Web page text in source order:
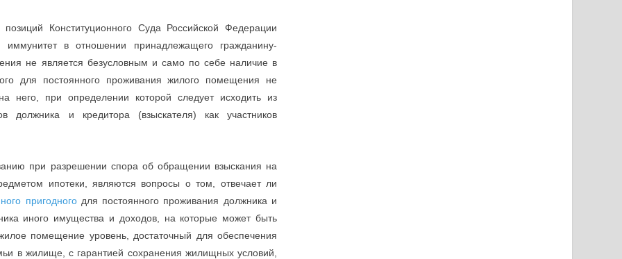
Конституционного Суда Российской Федерации
иммунитет в отношении принадлежащего гражданину-
не является безусловным и само по себе наличие в
для постоянного проживания жилого помещения не
него, при определении которой следует исходить из
должника и кредитора (взыскателя) как участников
при разрешении спора об обращении взыскания на
ипотеки, являются вопросы о том, отвечает ли
пригодногодля постоянного проживания должника и
иного имущества и доходов, на которые может быть
помещение уровень, достаточный для обеспечения
в жилище, с гарантией сохранения жилищных условий,